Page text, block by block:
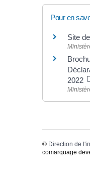
Pour en
Site
2022
© Direction de
comarquage